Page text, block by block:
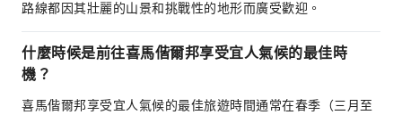
路線都因其壯麗的山景和挑戰性的地形而廣受歡迎。
什麼時候是前往喜馬偕爾邦享受宜人氣候的最佳時
機？
喜馬偕爾邦享受宜人氣候的最佳旅遊時間通常在春季（三月至